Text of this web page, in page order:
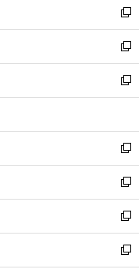
く
で
開
く
ド
ウ
で
開
く
ィ
ン
ド
ウ
で
開
い
ウ
ィ
ン
ド
ウ
開
く
新
し
い
ウ
ィ
ン
ウ
で
開
く
新
し
い
ウ
ン
ド
ウ
で
開
く
新
し
ウ
ィ
ン
ド
ウ
で
開
く
新
し
い
ウ
ィ
ン
ド
ウ
新
し
い
ウ
ィ
ン
新
し
い
ウ
新
し